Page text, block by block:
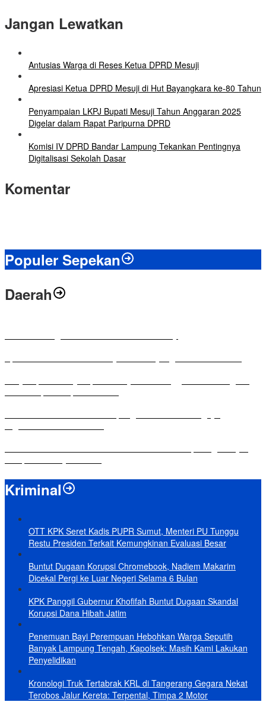
Jangan Lewatkan
Antusias Warga di Reses Ketua DPRD Mesuji
Apresiasi Ketua DPRD Mesuji di Hut Bayangkara ke-80 Tahun
Penyampaian LKPJ Bupati Mesuji Tahun Anggaran 2025
Digelar dalam Rapat Paripurna DPRD
Komisi IV DPRD Bandar Lampung Tekankan Pentingnya
Digitalisasi Sekolah Dasar
Komentar
Populer Sepekan
Daerah
Kriminal
OTT KPK Seret Kadis PUPR Sumut, Menteri PU Tunggu
Restu Presiden Terkait Kemungkinan Evaluasi Besar
Buntut Dugaan Korupsi Chromebook, Nadiem Makarim
Dicekal Pergi ke Luar Negeri Selama 6 Bulan
KPK Panggil Gubernur Khofifah Buntut Dugaan Skandal
Korupsi Dana Hibah Jatim
Penemuan Bayi Perempuan Hebohkan Warga Seputih
Banyak Lampung Tengah, Kapolsek: Masih Kami Lakukan
Penyelidikan
Kronologi Truk Tertabrak KRL di Tangerang Gegara Nekat
Terobos Jalur Kereta: Terpental, Timpa 2 Motor